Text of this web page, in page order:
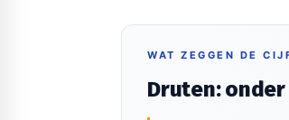
WAT ZEGGEN DE
Druten: